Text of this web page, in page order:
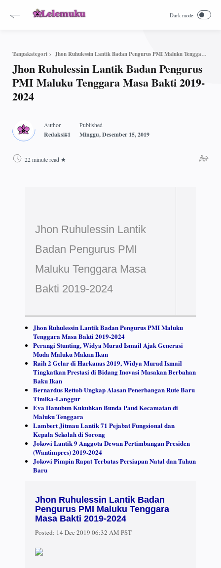
Tanpakategori Jhon Ruhulessin Lantik Badan Pengurus PMI Maluku Tenggara Masa Bakti 2019-2024
Jhon Ruhulessin Lantik Badan Pengurus
PMI Maluku Tenggara Masa Bakti 2019-
2024
22 minute read
Jhon Ruhulessin Lantik
Badan Pengurus PMI
Maluku Tenggara Masa
Bakti 2019-2024
Jhon Ruhulessin Lantik Badan Pengurus PMI Maluku
Tenggara Masa Bakti 2019-2024
Perangi Stunting, Widya Murad Ismail Ajak Generasi
Muda Maluku Makan Ikan
Raih 2 Gelar di Harkanas 2019, Widya Murad Ismail
Tingkatkan Prestasi di Bidang Inovasi Masakan Berbahan
Baku Ikan
Bernardus Rettob Ungkap Alasan Penerbangan Rute Baru
Timika-Langgur
Eva Hanubun Kukuhkan Bunda Paud Kecamatan di
Maluku Tenggara
Lambert Jitmau Lantik 71 Pejabat Fungsional dan
Kepala Sekolah di Sorong
Jokowi Lantik 9 Anggota Dewan Pertimbangan Presiden
(Wantimpres) 2019-2024
Jokowi Pimpin Rapat Terbatas Persiapan Natal dan Tahun
Baru
Jhon Ruhulessin Lantik Badan
Pengurus PMI Maluku Tenggara
Masa Bakti 2019-2024
Posted: 14 Dec 2019 06:32 AM PST